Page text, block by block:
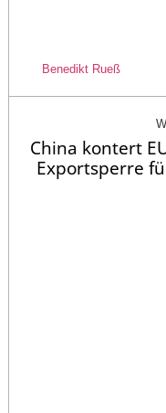
Benedikt Rueß
China kontert
Exportsperre